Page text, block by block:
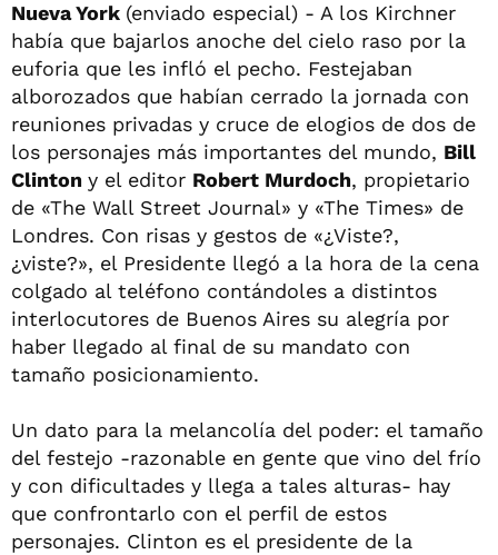
Nueva York (enviado especial) - A los Kirchner
había que bajarlos anoche del cielo raso por la
euforia que les infló el pecho. Festejaban
alborozados que habían cerrado la jornada con
reuniones privadas y cruce de elogios de dos de
los personajes más importantes del mundo, Bill
Clinton y el editor Robert Murdoch, propietario
de «The Wall Street Journal» y «The Times» de
Londres. Con risas y gestos de «¿Viste?,
¿viste?», el Presidente llegó a la hora de la cena
colgado al teléfono contándoles a distintos
interlocutores de Buenos Aires su alegría por
haber llegado al final de su mandato con
tamaño posicionamiento.
Un dato para la melancolía del poder: el tamaño
del festejo -razonable en gente que vino del frío
y con dificultades y llega a tales alturas- hay
que confrontarlo con el perfil de estos
personajes. Clinton es el presidente de la